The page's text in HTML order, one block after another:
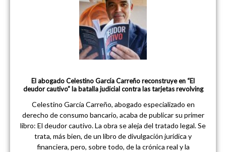
El abogado Celestino García Carreño reconstruye en “El
deudor cautivo” la batalla judicial contra las tarjetas revolving
Celestino García Carreño, abogado especializado en
derecho de consumo bancario, acaba de publicar su primer
libro: El deudor cautivo. La obra se aleja del tratado legal. Se
trata, más bien, de un libro de divulgación jurídica y
financiera, pero, sobre todo, de la crónica real y la